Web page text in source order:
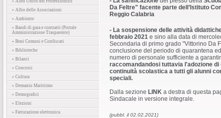
» Albo Unico dei Professionisti
» Albo delle Associazioni
» Ambiente
» Bandi di gara e contratti (Portale
Amministrazione Trasparente)
» Beni Comuni e Confiscati
» Biblioteche
» Bilanci
» Concorsi
» Cultura
» Demanio Marittimo
» Demografici
» Elezioni
» Fatturazione elettronica
Da Feltre" facente parte dell’Istituto
Reggio Calabria
- La sospensione delle attività
febbraio 2021 e sino alla data di
Secondaria di primo grado "Vittorino Da
conclusione del periodo di quarantena
numero di personale sufficiente a
raccomandandosi tuttavia l'adozione
continuità scolastica a tutti gli alunni
speciali.
Dalla sezione LINK a destra di questa
Sindacale in versione integrale.
(pubbl. il 02.02.2021)